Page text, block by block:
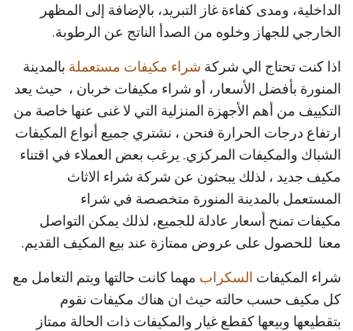
الداخلية، ومدى كفاءة غاز التبريد، بالإضافة إلى المظهر
الخارجي للجهاز وخلوه من الصدأ الناتج عن الرطوبة.
اذا كنت تحتاج الي شركة شراء مكيفات مستعملة بالمدينة
المنورة بأفضل الأسعار، أو شراء مكيفات خربان ، حيث يعد
التكييف من أهم الأجهزة المنزلية التي لا غنى عنها خاصة من
ارتفاع درجات الحرارة فنحن ، نشتري جميع أنواع المكيفات
الشباك والمكيفات المركزي. يرغب بعض العملاء في اقتناء
مكيف جديد ، لذلك يبحثون عن شركة شراء الاثاث
المستعمل بالمدينة المنورة متخصصة في شراء
مكيفات تمنح أسعار عادلة للجميع، لذلك يمكن التواصل
معنا للحصول على عروض ممتازة عند بيع المكيف القديم.
شراء المكيفات السكراب مهما كانت حالتها ويتم التعامل مع
كل مكيف حسب حالته حيث ان هناك مكيفات نقوم
بتقطيعها وبيعها كقطع غيار والمكيفات ذات الحالة ممتاز